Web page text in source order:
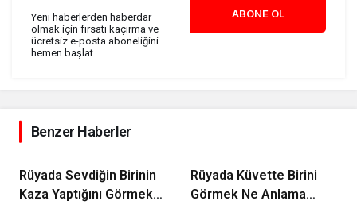
Yeni haberlerden haberdar
olmak için fırsatı kaçırma ve
ücretsiz e-posta aboneliğini
hemen başlat.
ABONE OL
Benzer Haberler
Rüyada Sevdiğin Birinin
Kaza Yaptığını Görmek
Rüyada Küvette Birini
Görmek Ne Anlama